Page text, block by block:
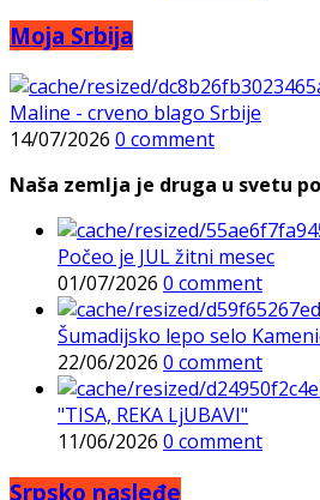
Moja Srbija
Maline - crveno blago Srbije
14/07/2026 0 comment
Naša zemlja je druga u svetu
Počeo je JUL žitni mesec
01/07/2026 0 comment
Šumadijsko lepo selo
22/06/2026 0 comment
"TISA, REKA LjUBAVI"
11/06/2026 0 comment
Srpsko nasleđe